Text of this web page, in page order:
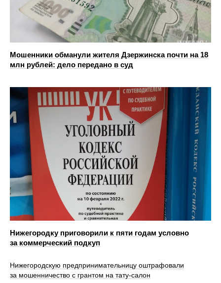
Мошенники обманули жителя Дзержинска почти на 18
млн рублей: дело передано в суд
Нижегородку приговорили к пяти годам условно
за коммерческий подкуп
Нижегородскую предпринимательницу оштрафовали
за мошенничество с грантом на тату-салон